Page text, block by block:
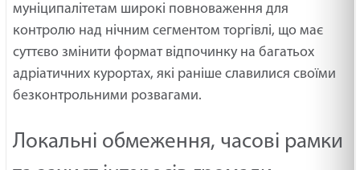
муніципалітетам широкі повноваження для
контролю над нічним сегментом торгівлі, що має
суттєво змінити формат відпочинку на багатьох
адріатичних курортах, які раніше славилися своїми
безконтрольними розвагами.
Локальні обмеження, часові рамки